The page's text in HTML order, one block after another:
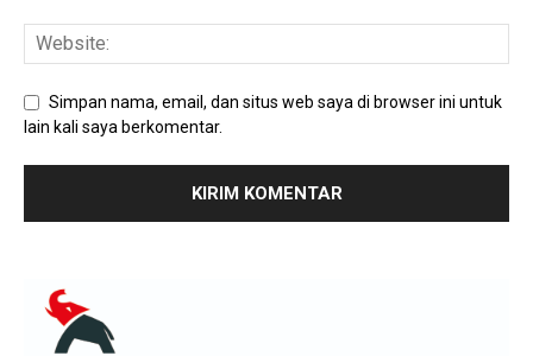
Simpan nama, email, dan situs web saya di browser ini untuk
lain kali saya berkomentar.